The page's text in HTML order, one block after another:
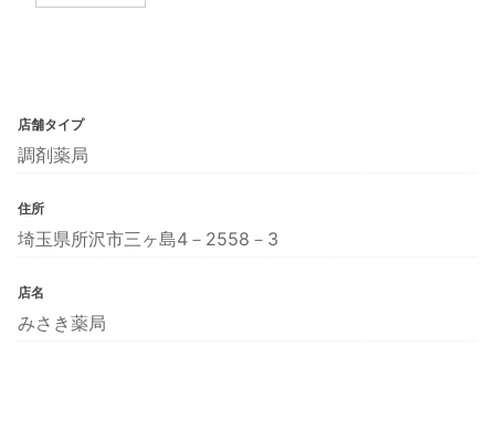
店舗タイプ
調剤薬局
住所
埼玉県所沢市三ヶ島4－2558－3
店名
みさき薬局